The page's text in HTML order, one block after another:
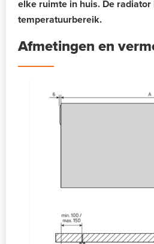
elke ruimte in huis. De
temperatuurbereik.
Afmetingen en